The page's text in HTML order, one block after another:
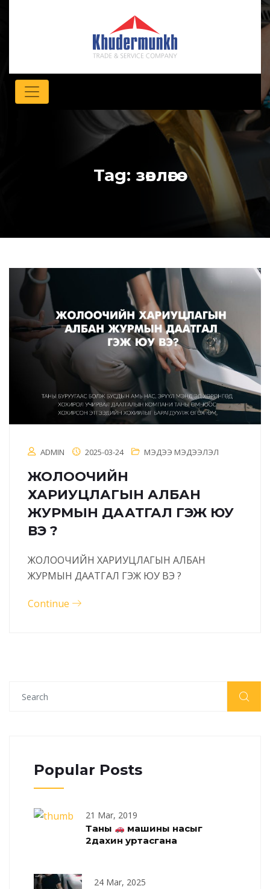
Tag: зөвлөгөө
ADMIN 2025-03-24 МЭДЭЭ МЭДЭЭЛЭЛ
ЖОЛООЧИЙН
ХАРИУЦЛАГЫН АЛБАН
ЖУРМЫН ДААТГАЛ ГЭЖ ЮУ
ВЭ ?
ЖОЛООЧИЙН ХАРИУЦЛАГЫН АЛБАН
ЖУРМЫН ДААТГАЛ ГЭЖ ЮУ ВЭ ?
Continue
Popular Posts
21 Mar, 2019
Таны
машины насыг
2дахин уртасгана
24 Mar, 2025